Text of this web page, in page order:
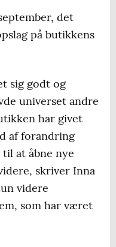
det
på butikkens
sig godt og
universet andre
har givet
af forandring
at åbne nye
skriver Inna
videre
som har været